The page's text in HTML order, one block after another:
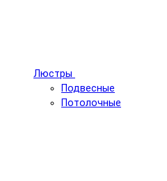
Люстры
Подвесные
Потолочные